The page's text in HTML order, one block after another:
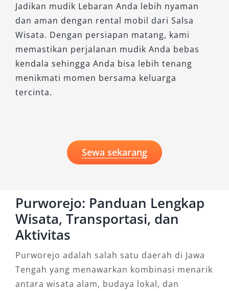
Kapan Sebaiknya Menggunakan
Rental Mobil di Purworejo?
Layanan rental mobil Purworejo sangat
direkomendasikan untuk:
Wisata keluarga dan perjalanan liburan
Antar jemput tamu atau bandara
Perjalanan luar kota
menyesuaikan penggunaan sesuai kebutuhan
spesifik.
Menggunakan
solusi terbaik untuk mobilitas yang nyaman,
fleksibel, dan efisien. Dengan dukungan
armada lengkap, layanan profesional, serta
Jadikan mudik Lebaran Anda lebih nyaman
dan aman dengan rental mobil dari Salsa
Wisata. Dengan persiapan matang, kami
memastikan perjalanan mudik Anda bebas
kendala sehingga Anda bisa lebih tenang
menikmati momen bersama keluarga
tercinta.
Sewa sekarang
Purworejo: Panduan Lengkap
Wisata, Transportasi, dan
Aktivitas
Purworejo adalah salah satu daerah di Jawa
Tengah yang menawarkan kombinasi menarik
antara wisata alam, budaya lokal, dan